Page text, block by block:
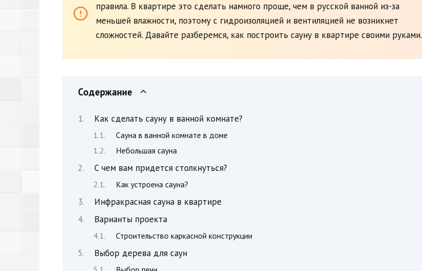
правила. В квартире это сделать намного проще, чем в русской ванной из-за
меньшей влажности, поэтому с гидроизоляцией и вентиляцией не возникнет
сложностей. Давайте разберемся, как построить сауну в квартире своими руками.
Содержание
Как сделать сауну в ванной комнате?
Сауна в ванной комнате в доме
Небольшая сауна
С чем вам придется столкнуться?
Как устроена сауна?
Инфракрасная сауна в квартире
Варианты проекта
Строительство каркасной конструкции
Выбор дерева для саун